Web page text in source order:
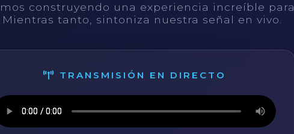
construyendo una experiencia increíble para
tanto, sintoniza nuestra señal en vivo.
TRANSMISIÓN EN DIRECTO